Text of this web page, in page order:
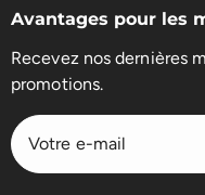
Avantages pour les
Recevez nos dernières
promotions.